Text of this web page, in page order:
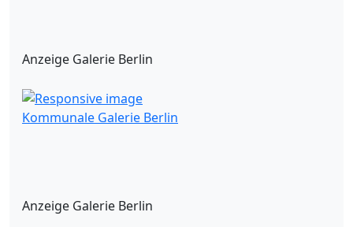
Anzeige Galerie Berlin
Kommunale Galerie Berlin
Anzeige Galerie Berlin